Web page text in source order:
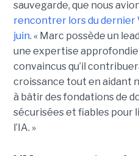
sauvegarde, que nous
rencontrer lors du dernier
juin. « Marc possède un
une expertise approfondie
convaincus qu’il
croissance tout en aidant
à bâtir des fondations de
sécurisées et fiables
l’IA. »